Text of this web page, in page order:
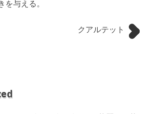
を与える。
クアルテット